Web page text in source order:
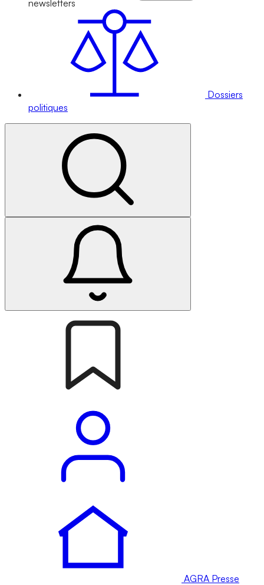
newsletters
Dossiers
politiques
AGRA Presse